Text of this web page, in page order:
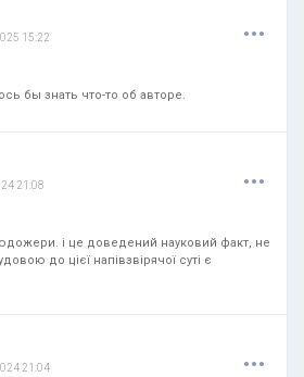
15:22 ...
бы знать что-то об авторе.
21:08 ...
і це доведений науковий факт, не
до цієї напівзвірячої суті є
21:04 ...